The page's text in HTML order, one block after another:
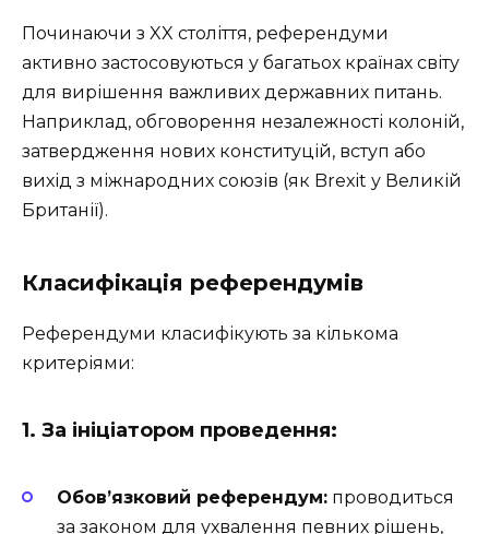
Починаючи з XX століття, референдуми
активно застосовуються у багатьох країнах світу
для вирішення важливих державних питань.
Наприклад, обговорення незалежності колоній,
затвердження нових конституцій, вступ або
вихід з міжнародних союзів (як Brexit у Великій
Британії).
Класифікація референдумів
Референдуми класифікують за кількома
критеріями:
1. За ініціатором проведення:
Обов’язковий референдум: проводиться
за законом для ухвалення певних рішень,